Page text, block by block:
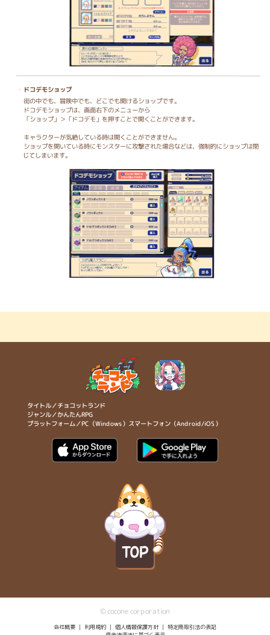
ドコデモショップ
街の中でも、冒険中でも、どこでも開けるショップです。
ドコデモショップは、画面右下のメニューから
「ショップ」＞「ドコデモ」を押すことで開くことができます。
キャラクターが気絶している時は開くことができません。
ショップを開いている時にモンスターに攻撃された場合などは、強制的にショップは閉
じてしまいます。
タイトル／チョコットランド
ジャンル／かんたんRPG
プラットフォーム／PC（Windows）スマートフォン（Android/iOS）
© cocone corporation
会社概要 利用規約 個人情報保護方針
特定商取引法の表記